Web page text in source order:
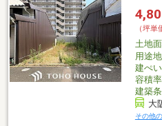
（坪単
土地
用途
建ぺ
容積率
建築
大
その他